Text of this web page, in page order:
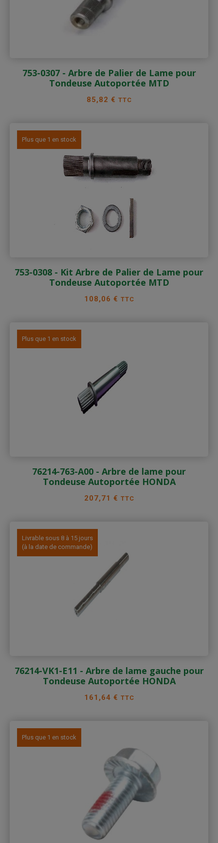
753-0307 - Arbre de Palier de Lame pour
Tondeuse Autoportée MTD
Prix
85,82 € TTC
Plus que 1 en stock
753-0308 - Kit Arbre de Palier de Lame pour
Tondeuse Autoportée MTD
Prix
108,06 € TTC
Plus que 1 en stock
76214-763-A00 - Arbre de lame pour
Tondeuse Autoportée HONDA
Prix
207,71 € TTC
Livrable sous 8 à 15 jours
(à la date de commande)
76214-VK1-E11 - Arbre de lame gauche pour
Tondeuse Autoportée HONDA
Prix
161,64 € TTC
Plus que 1 en stock